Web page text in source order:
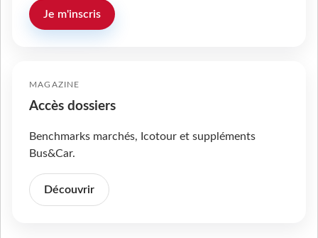
Je m'inscris
MAGAZINE
Accès dossiers
Benchmarks marchés, Icotour et suppléments
Bus&Car.
Découvrir